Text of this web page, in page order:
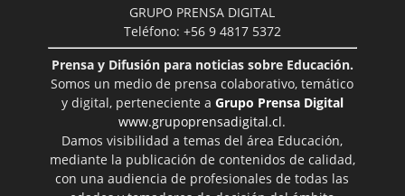
GRUPO PRENSA DIGITAL
Teléfono: +56 9 4817 5372
Prensa y Difusión para noticias sobre Educación.
Somos un medio de prensa colaborativo, temático
y digital, perteneciente a Grupo Prensa Digital
www.grupoprensadigital.cl.
Damos visibilidad a temas del área Educación,
mediante la publicación de contenidos de calidad,
con una audiencia de profesionales de todas las